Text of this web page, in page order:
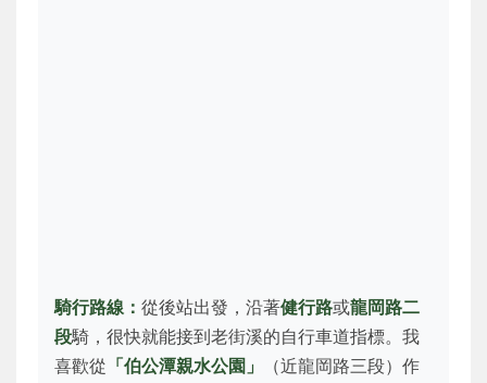
騎行路線： 從後站出發，沿著健行路或龍岡路二
段騎，很快就能接到老街溪的自行車道指標。我
喜歡從 「伯公潭親水公園」
（近龍岡路三段）作